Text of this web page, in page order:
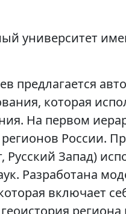
университет
предлагается
которая
На первом
регионов России.
Русский Запад)
Разработана
включает